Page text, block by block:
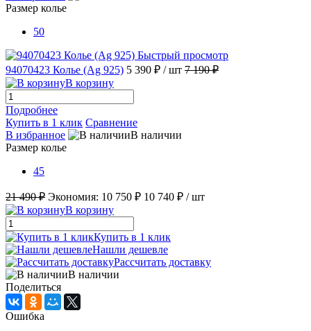
Размер колье
50
Быстрый просмотр
94070423 Колье (Ag 925) 5 390 ₽ / шт 7 190 ₽
В корзину
Подробнее
Купить в 1 клик Сравнение
В избранное
В наличии
Размер колье
45
21 490 ₽ Экономия: 10 750 ₽ 10 740 ₽ / шт
В корзину
Купить в 1 клик
Нашли дешевле
Рассчитать доставку
В наличии
Поделиться
Ошибка